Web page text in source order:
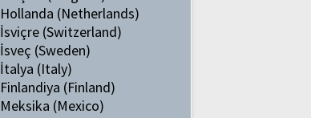
Hollanda (Netherlands)
İsviçre (Switzerland)
İsveç (Sweden)
İtalya (Italy)
Finlandiya (Finland)
Meksika (Mexico)